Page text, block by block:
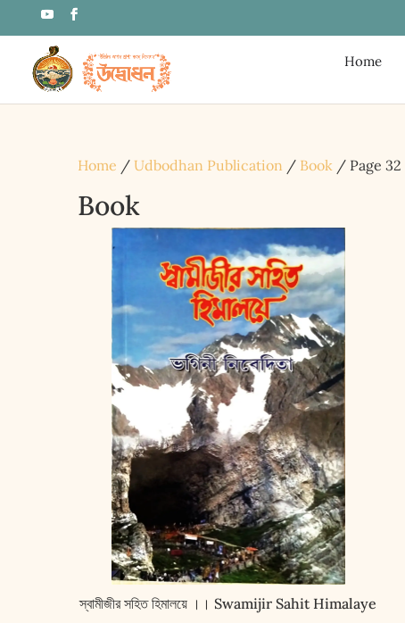
Home
Home /Udbodhan Publication / Book / Page 32
Book
স্বামীজীর সহিত হিমালয়ে ।। Swamijir Sahit Himalaye